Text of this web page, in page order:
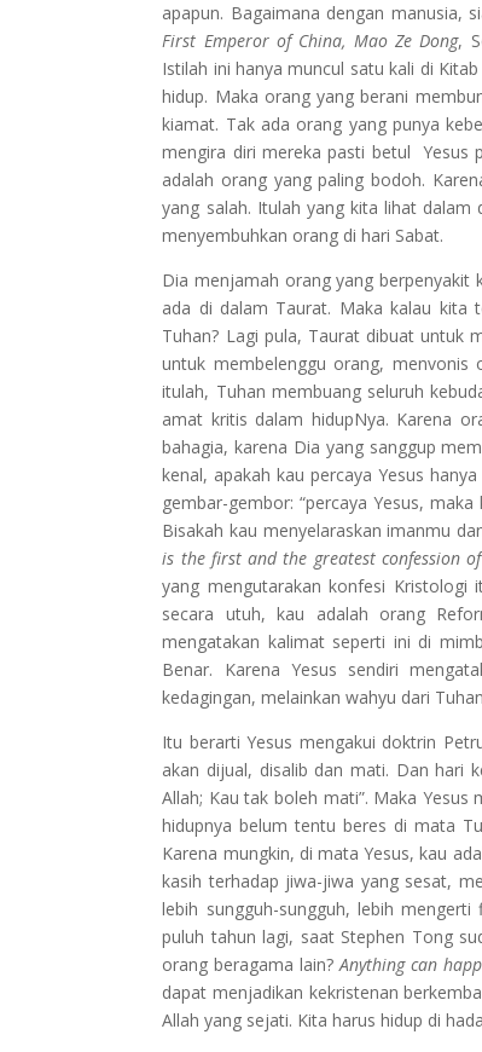
apapun. Bagaimana dengan manusia,
First Emperor of China, Mao Ze Dong,
Istilah ini hanya muncul satu kali di Kitab
hidup. Maka orang yang berani
kiamat. Tak ada orang yang punya
mengira diri mereka pasti betul Yesus
adalah orang yang paling bodoh.
yang salah. Itulah yang kita lihat dalam
menyembuhkan orang di hari Sabat.
Dia menjamah orang yang berpenyakit
ada di dalam Taurat. Maka kalau kita
Tuhan? Lagi pula, Taurat dibuat untuk
untuk membelenggu orang, menvonis
itulah, Tuhan membuang seluruh
amat kritis dalam hidupNya. Karena
bahagia, karena Dia yang sanggup
kenal, apakah kau percaya Yesus
gembar-gembor: “percaya Yesus,
Bisakah kau menyelaraskan imanmu
is the first and the greatest confession
yang mengutarakan konfesi Kristologi
secara utuh, kau adalah orang
mengatakan kalimat seperti ini di
Benar. Karena Yesus sendiri
kedagingan, melainkan wahyu dari
Itu berarti Yesus mengakui doktrin
akan dijual, disalib dan mati. Dan hari
Allah; Kau tak boleh mati”. Maka Yesus
hidupnya belum tentu beres di mata
Karena mungkin, di mata Yesus, kau
kasih terhadap jiwa-jiwa yang sesat,
lebih sungguh-sungguh, lebih
puluh tahun lagi, saat Stephen Tong
orang beragama lain?Anything can
dapat menjadikan kekristenan
Allah yang sejati. Kita harus hidup di